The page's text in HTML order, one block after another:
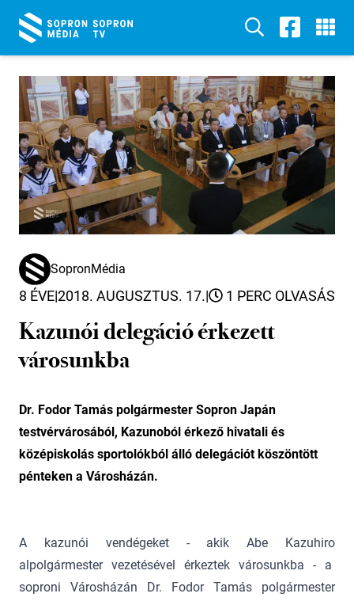
SopronMédia
8 ÉVE|2018. AUGUSZTUS. 17.| 1 PERC OLVASÁS
Kazunói delegáció érkezett
városunkba
Dr. Fodor Tamás polgármester Sopron Japán
testvérvárosából, Kazunoból érkező hivatali és
középiskolás sportolókból álló delegációt köszöntött
pénteken a Városházán.
A kazunói vendégeket - akik Abe Kazuhiro
alpolgármester vezetésével érkeztek városunkba - a
soproni Városházán Dr. Fodor Tamás polgármester